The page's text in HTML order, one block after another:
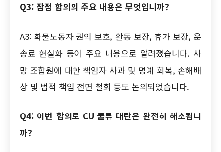
Q3: 잠정 합의의 주요 내용은 무엇입니까?
A3: 화물노동자 권익 보호, 활동 보장, 휴가 보장, 운
송료 현실화 등이 주요 내용으로 알려졌습니다. 사
망 조합원에 대한 책임자 사과 및 명예 회복, 손해배
상 및 법적 책임 전면 철회 등도 논의되었습니다.
Q4: 이번 합의로 CU 물류 대란은 완전히 해소됩니
까?